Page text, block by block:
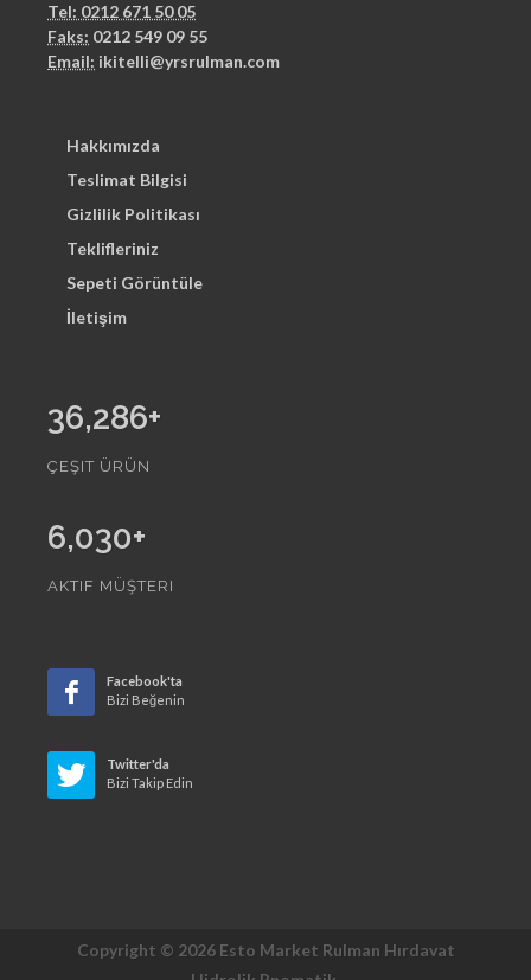
Tel: 0212 671 50 05
Faks: 0212 549 09 55
Email: ikitelli@yrsrulman.com
Hakkımızda
Teslimat Bilgisi
Gizlilik Politikası
Teklifleriniz
Sepeti Görüntüle
İletişim
36,286+
ÇEŞIT ÜRÜN
6,030+
AKTIF MÜŞTERI
Facebook'ta
Bizi Beğenin
Twitter'da
Bizi Takip Edin
Copyright © 2026 Esto Market Rulman Hırdavat